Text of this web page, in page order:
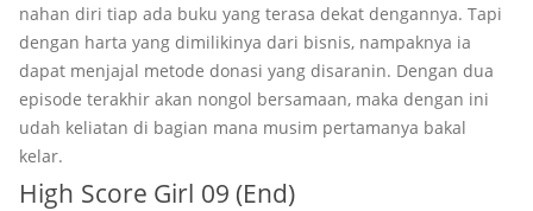
nahan diri tiap ada buku yang terasa dekat dengannya. Tapi
dengan harta yang dimilikinya dari bisnis, nampaknya ia
dapat menjajal metode donasi yang disaranin. Dengan dua
episode terakhir akan nongol bersamaan, maka dengan ini
udah keliatan di bagian mana musim pertamanya bakal
kelar.
High Score Girl 09 (End)